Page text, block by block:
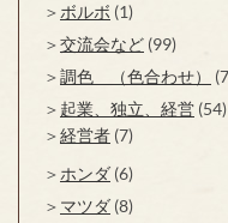
ボルボ (1)
交流会など (99)
調色 （色合わせ）
起業、独立、経営 (54)
経営者 (7)
ホンダ (6)
マツダ (8)